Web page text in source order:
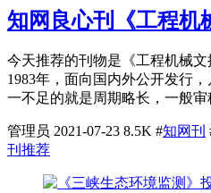
知网良心刊《工程机
今天推荐的刊物是《工程机械
1983年，面向国内外公开发行
一不足的就是周期略长，一般审
管理员 2021-07-23 8.5K #知网刊
刊推荐